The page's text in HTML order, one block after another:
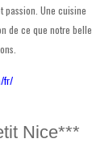
passion. Une cuisine
de ce que notre belle
fr/
Nice***